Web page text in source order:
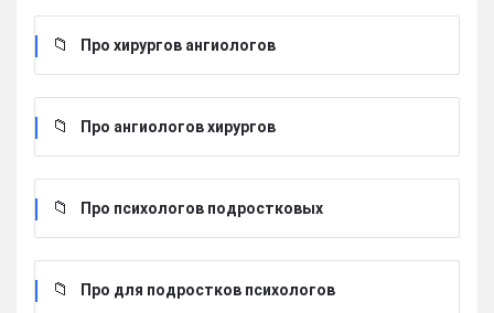
Про хирургов ангиологов
Про ангиологов хирургов
Про психологов подростковых
Про для подростков психологов